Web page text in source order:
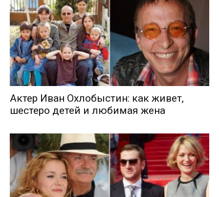
Актер Иван Охлобыстин: как живет,
шестеро детей и любимая жена